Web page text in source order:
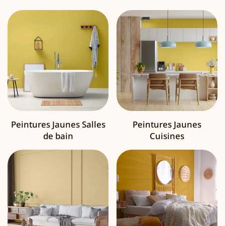
Peintures Jaunes Salles
de bain
Peintures Jaunes
Cuisines